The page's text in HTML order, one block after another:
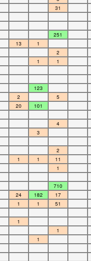
31
251
13
1
2
1
1
123
2
5
20
101
4
3
2
1 1
11
1
710
24 182
17
1 1
51
1
1
1